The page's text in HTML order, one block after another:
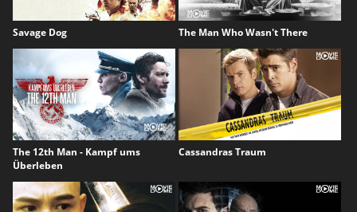
Savage Dog The Man Who Wasn't There
The 12th Man - Kampf ums
Überleben
Cassandras Traum